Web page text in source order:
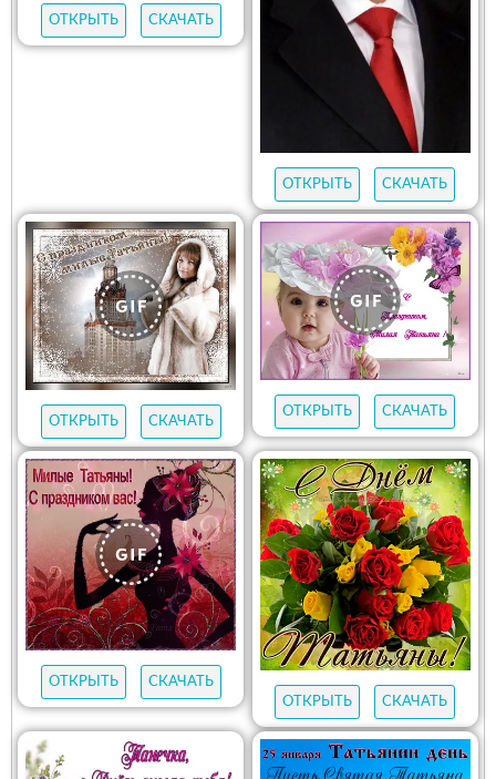
ОТКРЫТЬ СКАЧАТЬ
ОТКРЫТЬ СКАЧАТЬ
ОТКРЫТЬ СКАЧАТЬ
ОТКРЫТЬ СКАЧАТЬ
ОТКРЫТЬ
СКАЧАТЬ
ОТКРЫТЬ
СКАЧАТЬ